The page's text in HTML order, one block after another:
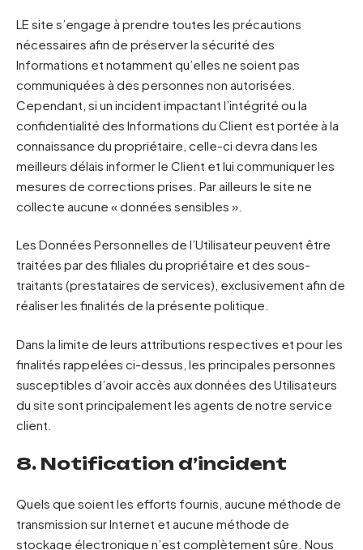
LE site s’engage à prendre toutes les précautions
nécessaires afin de préserver la sécurité des
Informations et notamment qu’elles ne soient pas
communiquées à des personnes non autorisées.
Cependant, si un incident impactant l’intégrité ou la
confidentialité des Informations du Client est portée à la
connaissance du propriétaire, celle-ci devra dans les
meilleurs délais informer le Client et lui communiquer les
mesures de corrections prises. Par ailleurs le site ne
collecte aucune « données sensibles ».
Les Données Personnelles de l’Utilisateur peuvent être
traitées par des filiales du propriétaire et des sous-
traitants (prestataires de services), exclusivement afin de
réaliser les finalités de la présente politique.
Dans la limite de leurs attributions respectives et pour les
finalités rappelées ci-dessus, les principales personnes
susceptibles d’avoir accès aux données des Utilisateurs
du site sont principalement les agents de notre service
client.
8. Notification d’incident
Quels que soient les efforts fournis, aucune méthode de
transmission sur Internet et aucune méthode de
stockage électronique n’est complètement sûre. Nous